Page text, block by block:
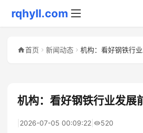
rqhyll.com
首页 新闻动态 机构：看好钢铁行
机构：看好钢铁行业发展
2026-07-05 00:09:22 520